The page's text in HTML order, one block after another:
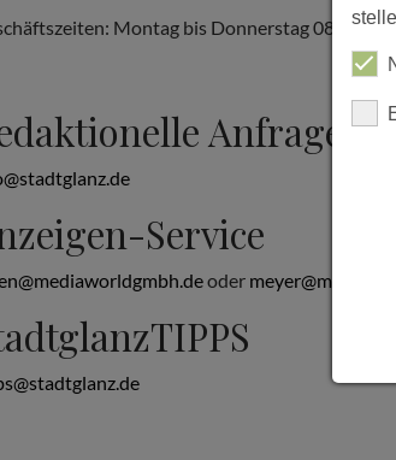
Montag bis Donnerstag 08:00 bis
Anfragen
Service
oder